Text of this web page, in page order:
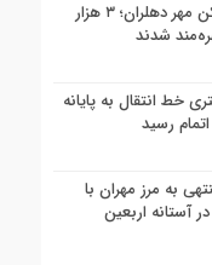
پایان تنش آبی در مسکن مهر دهلران؛ ۳ هزار
شدند
۱۷ کیلومتری خط انتقال به پایانه
رسید
به مرز مهران با
آستانه اربعین